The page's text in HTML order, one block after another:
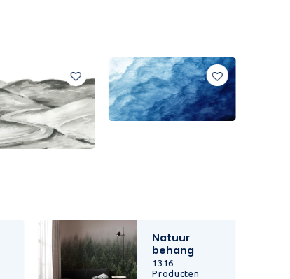
Natuur
behang
1316
Producten